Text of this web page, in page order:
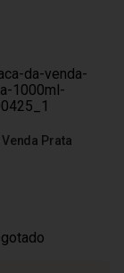
Prata